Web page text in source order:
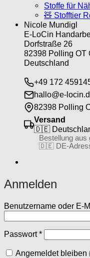
Stoffe für
🧸 Stofftier
Nicole Mundigl
E-LoCin
Dorfstraße 26
82398 Polling OT
Deutschland
+49 172
hallo@e-
82398 Polling
Versand
🇩🇪
Bestellung aus
🇩🇪 DE-
Anmelden
Benutzername oder E-
Passwort*Erforderlich
Angemeldet bleiben